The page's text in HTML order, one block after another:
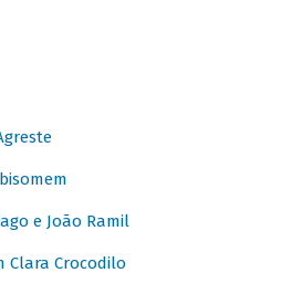
e João Ramil
Clara Crocodilo